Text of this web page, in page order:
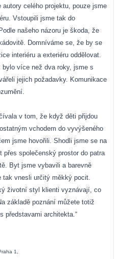
autory celého projektu, pouze jsme
Vstoupili jsme tak do
našeho názoru je škoda, že
Domníváme se, že by se
interiéru a exteriéru oddělovat.
bylo více než dva roky, jsme s
jejich požadavky. Komunikace
v tom, že když děti přijdou
vchodem do vyvýšeného
jsme hovořili. Shodli jsme se na
přes společenský prostor do patra
Byt jsme vybavili a barevně
vnesli určitý měkký pocit.
životní styl klienti vyznávají, co
základě poznání můžete totiž
představami architekta.“
1,